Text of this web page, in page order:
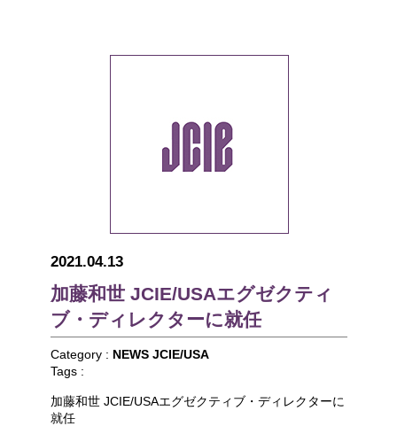
2021.04.13
加藤和世 JCIE/USAエグゼクティ
ブ・ディレクターに就任
Category : NEWS JCIE/USA
Tags :
加藤和世 JCIE/USAエグゼクティブ・ディレクターに
就任